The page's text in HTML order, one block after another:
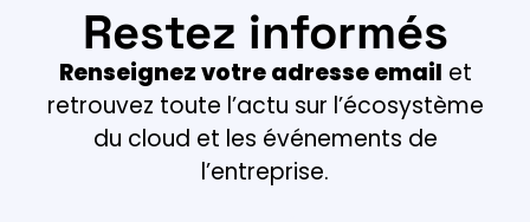
Restez informés
Renseignez votre adresse email et
retrouvez toute l’actu sur l’écosystème
du cloud et les événements de
l’entreprise.